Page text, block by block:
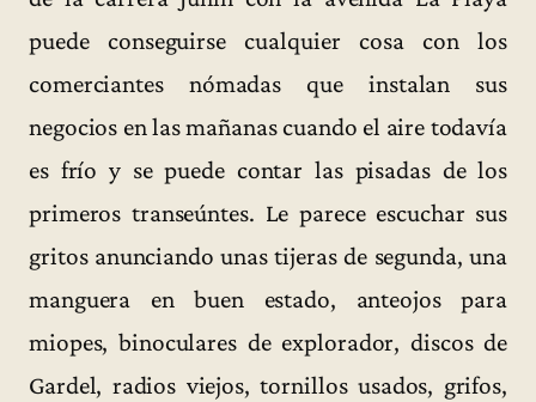
puede conseguirse cualquier cosa con los
comerciantes nómadas que instalan sus
negocios en las mañanas cuando el aire todavía
es frío y se puede contar las pisadas de los
primeros transeúntes. Le parece escuchar sus
gritos anunciando unas tijeras de segunda, una
manguera en buen estado, anteojos para
miopes, binoculares de explorador, discos de
Gardel, radios viejos, tornillos usados, grifos,